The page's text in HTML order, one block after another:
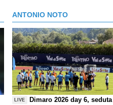
ANTONIO NOTO
LIVE
Dimaro 2026 day 6, seduta